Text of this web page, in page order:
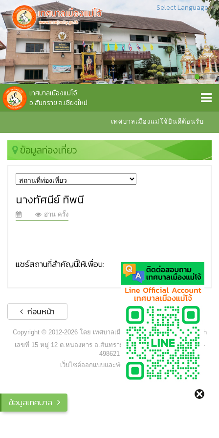
เทศบาลเมืองแม่โจ้
อ.สันทราย จ.เชียงใหม่
เทศบาลเมืองแม่โจ้ยินดีต้อนรับ
Select Language▼
ข้อมูลเทศบาล
ข้อมูลท่องเที่ยว
นางทัศนีย์ ทิพนี
อ่าน ครั้ง
แชร์สถานที่สำคัญนี้ให้เพื่อน:
ก่อนหน้า
Copyright © 2012-2026 โดย เทศบาลเมืองแม่โจ้ - www.maejocity.go.th
เลขที่ 15 หมู่ 12 ต.หนองหาร อ.สันทราย จ.เชียงใหม่ 50290 โทร. 053-
498621
เว็บไซต์ออกแบบและพัฒนาโดย C2S